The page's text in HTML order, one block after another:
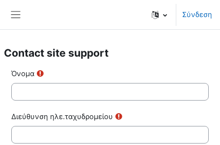
Σύνδεση
Contact site support
Όνομα
Διεύθυνση ηλε.ταχυδρομείου